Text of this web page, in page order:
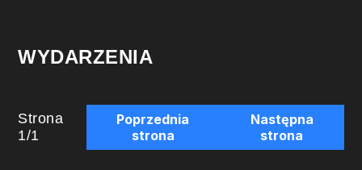
WYDARZENIA
Strona
1/1
Poprzednia
strona
Następna
strona